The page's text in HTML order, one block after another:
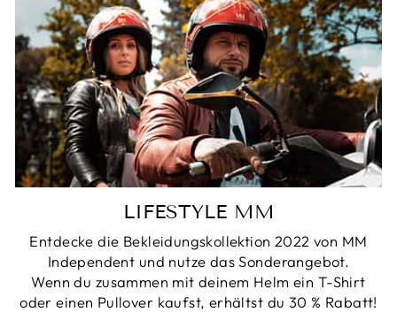
LIFESTYLE MM
Entdecke die Bekleidungskollektion 2022 von MM
Independent und nutze das Sonderangebot.
Wenn du zusammen mit deinem Helm ein T-Shirt
oder einen Pullover kaufst, erhältst du 30 % Rabatt!